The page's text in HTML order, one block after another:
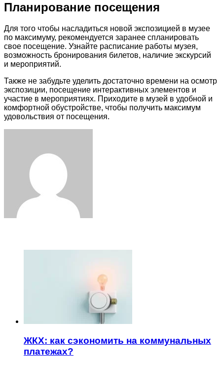
Планирование посещения
Для того чтобы насладиться новой экспозицией в музее
по максимуму, рекомендуется заранее спланировать
свое посещение. Узнайте расписание работы музея,
возможность бронирования билетов, наличие экскурсий
и мероприятий.
Также не забудьте уделить достаточно времени на осмотр
экспозиции, посещение интерактивных элементов и
участие в мероприятиях. Приходите в музей в удобной и
комфортной обустройстве, чтобы получить максимум
удовольствия от посещения.
ЖКХ: как сэкономить на коммунальных
платежах?